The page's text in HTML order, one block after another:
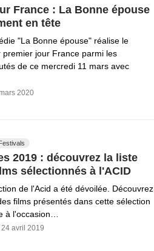
France : La Bonne épouse
en tête
"La Bonne épouse" réalise le
premier jour France parmi les
de ce mercredi 11 mars avec
2020
2019 : découvrez la liste
sélectionnés à l'ACID
de l'Acid a été dévoilée. Découvrez
films présentés dans cette sélection
à l'occasion…
avril 2019